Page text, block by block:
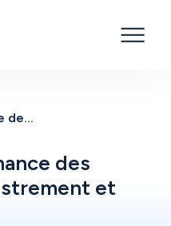
Guide de gouvernance des données d'enregistrement et fiscales
des
et